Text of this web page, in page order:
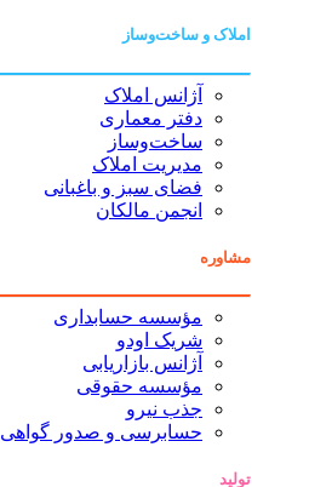
املاک و ساخت‌وساز
آژانس املاک
دفتر معماری
ساخت‌وساز
مدیریت املاک
فضای سبز و باغبانی
انجمن مالکان
مشاوره
مؤسسه حسابداری
شریک اودو
آژانس بازاریابی
مؤسسه حقوقی
جذب نیرو
حسابرسی و صدور گواهی
تولید